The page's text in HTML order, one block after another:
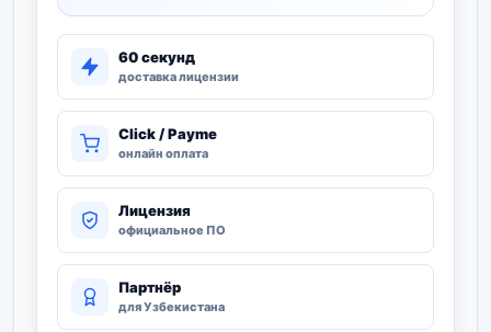
60 секунд
доставка лицензии
Click / Payme
онлайн оплата
Лицензия
официальное ПО
Партнёр
для Узбекистана